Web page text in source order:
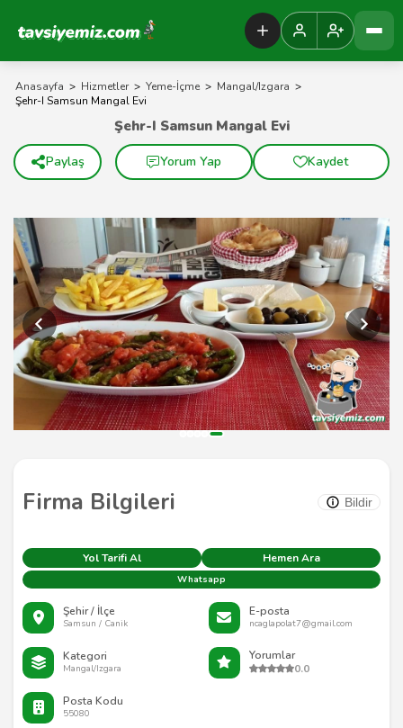
Tavsiyemiz Anasayfa
Anasayfa > Hizmetler > Yeme-İçme > Mangal/Izgara >
Şehr-I Samsun Mangal Evi
Firma Bilgileri Bildir
Yol Tarifi Al Hemen Ara
Whatsapp
Şehir / İlçe
Samsun / Canik
E-posta
ncaglapolat7@gmail.com
Kategori
Mangal/Izgara
Yorumlar
0.0
Posta Kodu
55080
Şehr-I Samsun Mangal Evi
Paylaş Yorum Yap Kaydet